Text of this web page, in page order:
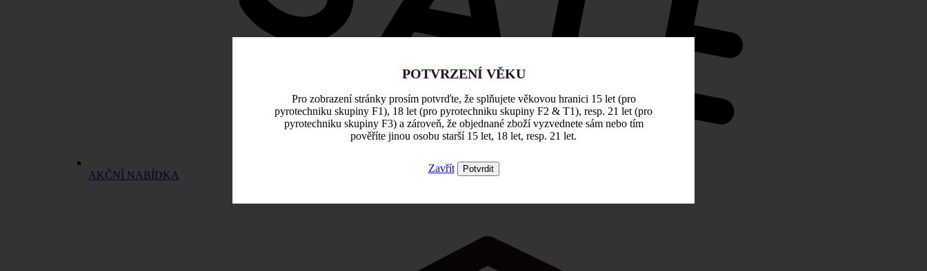
AKČNÍ NABÍDKA
POTVRZENÍ VĚKU
Pro zobrazení stránky prosím potvrďte, že splňujete věkovou hranici 15 let (pro
pyrotechniku skupiny F1), 18 let (pro pyrotechniku skupiny F2 & T1), resp. 21 let (pro
pyrotechniku skupiny F3) a zároveň, že objednané zboží vyzvednete sám nebo tím
pověříte jinou osobu starší 15 let, 18 let, resp. 21 let.
Zavřít Potvrdit